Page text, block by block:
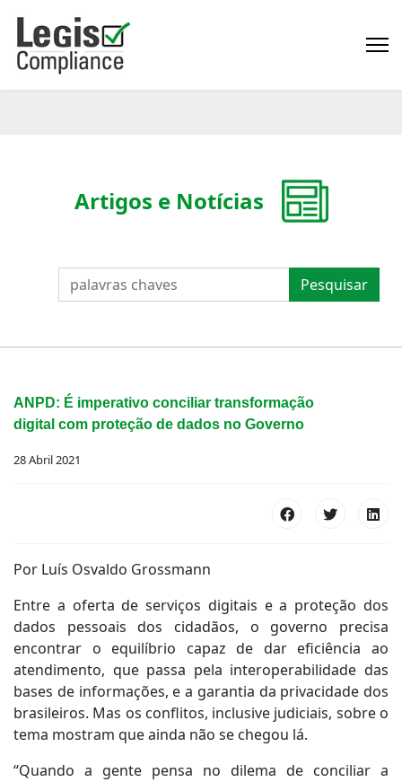
PESQUISAR Pesquisar
Artigos e Notícias
ANPD: É imperativo conciliar transformação
digital com proteção de dados no Governo
28 Abril 2021
Por Luís Osvaldo Grossmann
Entre a oferta de serviços digitais e a proteção dos
dados pessoais dos cidadãos, o governo precisa
encontrar o equilíbrio capaz de dar eficiência ao
atendimento, que passa pela interoperabilidade das
bases de informações, e a garantia da privacidade dos
brasileiros. Mas os conflitos, inclusive judiciais, sobre o
tema mostram que ainda não se chegou lá.
“Quando a gente pensa no dilema de conciliar a